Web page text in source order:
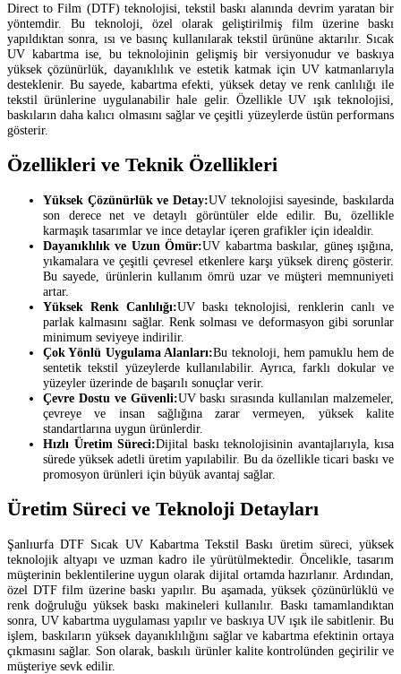
Direct to Film (DTF) teknolojisi, tekstil baskı alanında devrim yaratan bir
yöntemdir. Bu teknoloji, özel olarak geliştirilmiş film üzerine baskı
yapıldıktan sonra, ısı ve basınç kullanılarak tekstil ürününe aktarılır. Sıcak
UV kabartma ise, bu teknolojinin gelişmiş bir versiyonudur ve baskıya
yüksek çözünürlük, dayanıklılık ve estetik katmak için UV katmanlarıyla
desteklenir. Bu sayede, kabartma efekti, yüksek detay ve renk canlılığı ile
tekstil ürünlerine uygulanabilir hale gelir. Özellikle UV ışık teknolojisi,
baskıların daha kalıcı olmasını sağlar ve çeşitli yüzeylerde üstün performans
gösterir.
Özellikleri ve Teknik Özellikleri
Yüksek Çözünürlük ve Detay:UV teknolojisi sayesinde, baskılarda
son derece net ve detaylı görüntüler elde edilir. Bu, özellikle
karmaşık tasarımlar ve ince detaylar içeren grafikler için idealdir.
Dayanıklılık ve Uzun Ömür:UV kabartma baskılar, güneş ışığına,
yıkamalara ve çeşitli çevresel etkenlere karşı yüksek direnç gösterir.
Bu sayede, ürünlerin kullanım ömrü uzar ve müşteri memnuniyeti
artar.
Yüksek Renk Canlılığı:UV baskı teknolojisi, renklerin canlı ve
parlak kalmasını sağlar. Renk solması ve deformasyon gibi sorunlar
minimum seviyeye indirilir.
Çok Yönlü Uygulama Alanları:Bu teknoloji, hem pamuklu hem de
sentetik tekstil yüzeylerde kullanılabilir. Ayrıca, farklı dokular ve
yüzeyler üzerinde de başarılı sonuçlar verir.
Çevre Dostu ve Güvenli:UV baskı sırasında kullanılan malzemeler,
çevreye ve insan sağlığına zarar vermeyen, yüksek kalite
standartlarına uygun ürünlerdir.
Hızlı Üretim Süreci:Dijital baskı teknolojisinin avantajlarıyla, kısa
sürede yüksek adetli üretim yapılabilir. Bu da özellikle ticari baskı ve
promosyon ürünleri için büyük avantaj sağlar.
Üretim Süreci ve Teknoloji Detayları
Şanlıurfa DTF Sıcak UV Kabartma Tekstil Baskı üretim süreci, yüksek
teknolojik altyapı ve uzman kadro ile yürütülmektedir. Öncelikle, tasarım
müşterinin beklentilerine uygun olarak dijital ortamda hazırlanır. Ardından,
özel DTF film üzerine baskı yapılır. Bu aşamada, yüksek çözünürlüklü ve
renk doğruluğu yüksek baskı makineleri kullanılır. Baskı tamamlandıktan
sonra, UV kabartma uygulaması yapılır ve baskıya UV ışık ile sabitlenir. Bu
işlem, baskıların yüksek dayanıklılığını sağlar ve kabartma efektinin ortaya
çıkmasını sağlar. Son olarak, baskılı ürünler kalite kontrolünden geçirilir ve
müşteriye sevk edilir.